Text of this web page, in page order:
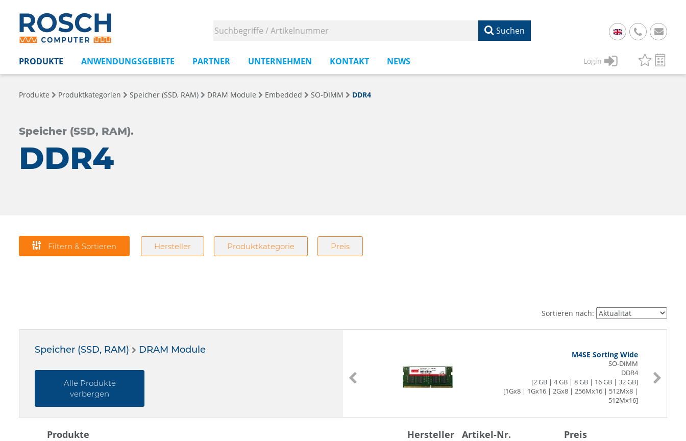
Suchen
49
PRODUKTE ANWENDUNGSGEBIETE PARTNER UNTERNEHMEN KONTAKT NEWS Login
Produkte Produktkategorien Speicher (SSD, RAM) DRAM Module Embedded SO-DIMM DDR4
Speicher (SSD, RAM).
DDR4
Filtern & Sortieren Hersteller Produktkategorie Preis
Sortieren nach:
Speicher (SSD, RAM) DRAM Module
Alle Produkte
verbergen
1.2V
M4SE Sorting Wide
SO-DIMM
DDR4
[2 GB | 4 GB | 8 GB | 16 GB | 32 GB]
[1Gx8 | 1Gx16 | 2Gx8 | 256Mx16 | 512Mx8 |
512Mx16]
1.2V
Produkte Hersteller Artikel-Nr. Preis